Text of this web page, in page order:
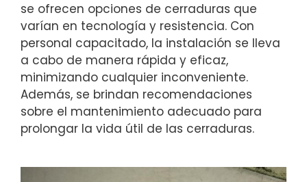
se ofrecen opciones de cerraduras que
varían en tecnología y resistencia. Con
personal capacitado, la instalación se lleva
a cabo de manera rápida y eficaz,
minimizando cualquier inconveniente.
Además, se brindan recomendaciones
sobre el mantenimiento adecuado para
prolongar la vida útil de las cerraduras.